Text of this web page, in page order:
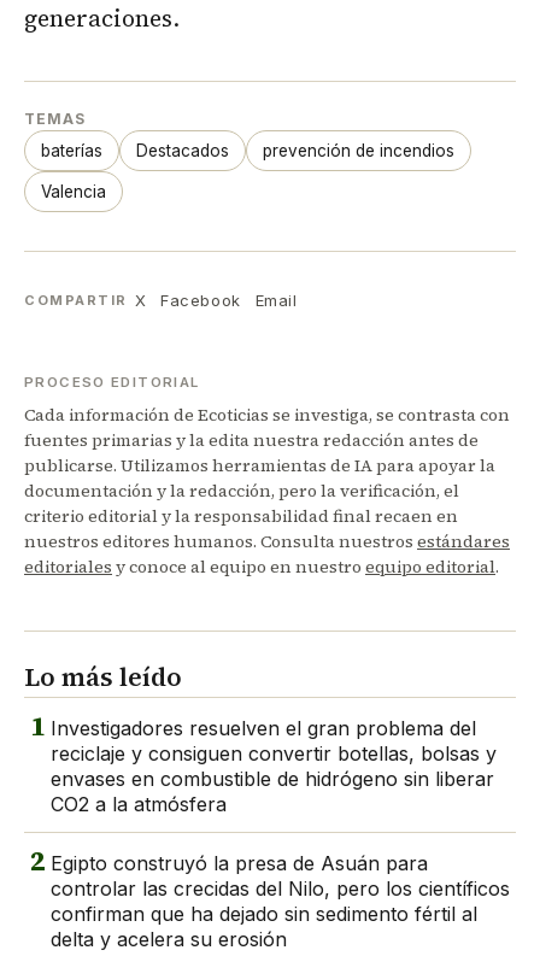
generaciones.
TEMAS
baterías Destacados prevención de incendios
Valencia
COMPARTIR X Facebook Email
PROCESO EDITORIAL
Cada información de Ecoticias se investiga, se contrasta con
fuentes primarias y la edita nuestra redacción antes de
publicarse. Utilizamos herramientas de IA para apoyar la
documentación y la redacción, pero la verificación, el
criterio editorial y la responsabilidad final recaen en
nuestros editores humanos. Consulta nuestros estándares
editoriales y conoce al equipo en nuestro equipo editorial.
Lo más leído
1 Investigadores resuelven el gran problema del
reciclaje y consiguen convertir botellas, bolsas y
envases en combustible de hidrógeno sin liberar
CO2 a la atmósfera
2 Egipto construyó la presa de Asuán para
controlar las crecidas del Nilo, pero los científicos
confirman que ha dejado sin sedimento fértil al
delta y acelera su erosión